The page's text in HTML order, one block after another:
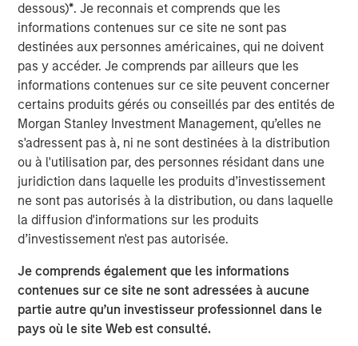
dessous)*. Je reconnais et comprends que les
informations contenues sur ce site ne sont pas
destinées aux personnes américaines, qui ne doivent
pas y accéder. Je comprends par ailleurs que les
informations contenues sur ce site peuvent concerner
certains produits gérés ou conseillés par des entités de
Morgan Stanley Investment Management, qu’elles ne
s'adressent pas à, ni ne sont destinées à la distribution
ou à l'utilisation par, des personnes résidant dans une
juridiction dans laquelle les produits d’investissement
ne sont pas autorisés à la distribution, ou dans laquelle
la diffusion d'informations sur les produits
d’investissement n'est pas autorisée.
Je comprends également que les informations
contenues sur ce site ne sont adressées à aucune
partie autre qu’un investisseur professionnel dans le
pays où le site Web est consulté.
Eyes Wide Open as AI, Markets Reach
New Summits
Key points:
Increasing active risk while minimizing market beta
Diversifying by strategy and region as much as
possible to capture unique alphas
Innovating on implementation structures to retain
the highest level of alpha possible.
Signs of excess in the AI space are
appearing – and the market may be ripe for
creative destruction in 2026. Thus far, vast